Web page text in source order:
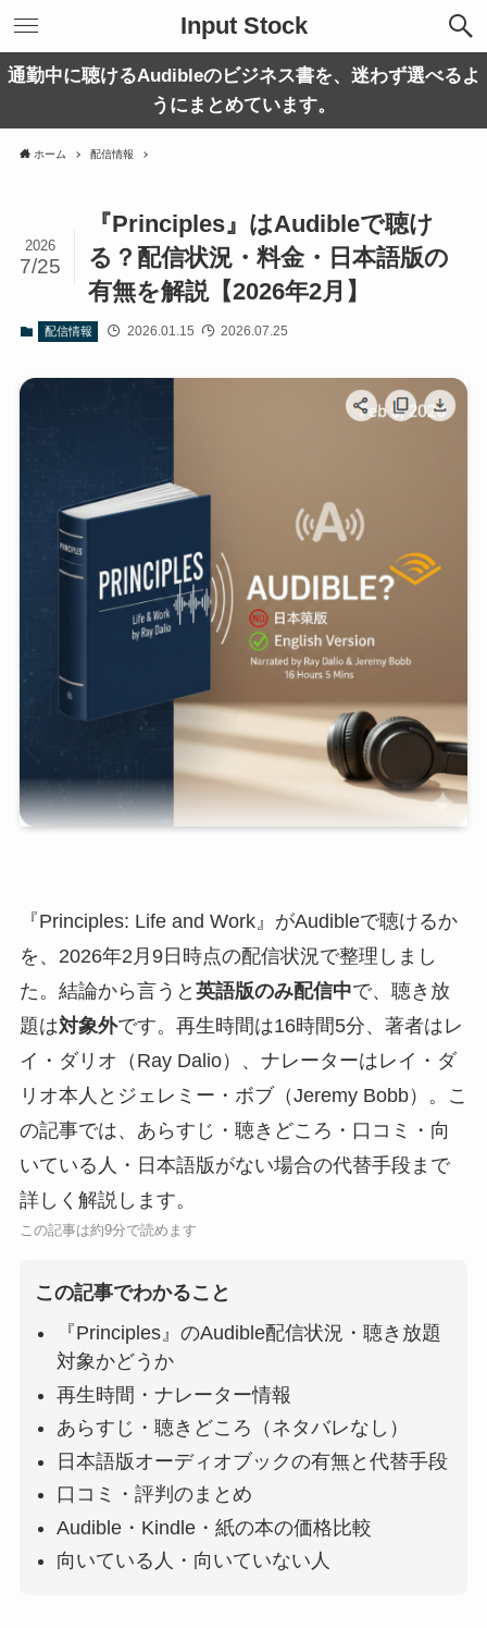
Input Stock
通勤中に聴けるAudibleのビジネス書を、迷わず選べるよ
うにまとめています。
ホーム 配信情報
『Principles』はAudibleで聴け
る？配信状況・料金・日本語版の
有無を解説【2026年2月】
2026
7/25
配信情報 2026.01.15 2026.07.25
『Principles: Life and Work』がAudibleで聴けるか
を、2026年2月9日時点の配信状況で整理しまし
た。結論から言うと 英語版のみ配信中で、聴き放
題は対象外です。再生時間は16時間5分、著者はレ
イ・ダリオ（Ray Dalio）、ナレーターはレイ・ダ
リオ本人とジェレミー・ボブ（Jeremy Bobb）。こ
の記事では、あらすじ・聴きどころ・口コミ・向
いている人・日本語版がない場合の代替手段まで
詳しく解説します。
この記事は約9分で読めます
この記事でわかること
『Principles』のAudible配信状況・聴き放題
対象かどうか
再生時間・ナレーター情報
あらすじ・聴きどころ（ネタバレなし）
日本語版オーディオブックの有無と代替手段
口コミ・評判のまとめ
Audible・Kindle・紙の本の価格比較
向いている人・向いていない人